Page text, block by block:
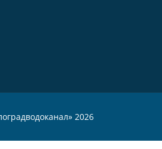
2026